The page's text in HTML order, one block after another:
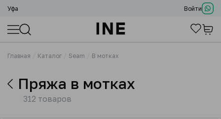
Уфа Войти
Главная Каталог Seam В мотках
Пряжа в мотках
312 товаров